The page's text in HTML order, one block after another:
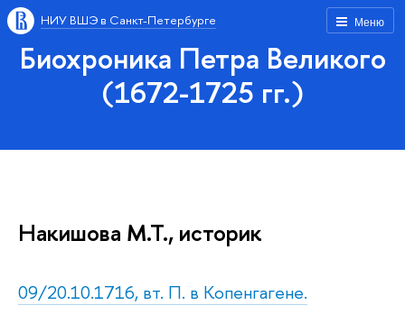
Меню
НИУ ВШЭ в Санкт-Петербурге
Биохроника Петра Великого
(1672-1725 гг.)
Накишова М.Т., историк
09/20.10.1716, вт. П. в Копенгагене.